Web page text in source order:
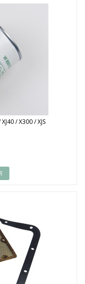
/ X300 / XJS